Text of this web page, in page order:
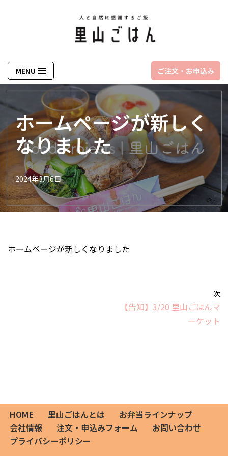
ツ
ス
キ
ッ
プ
MENU ご注文・お申込み
ホームページが新しく
なりました
2024年3月6日
ホームページが新しくなりました
次
【告知】3/20 里山ごはんマ
ーケット
HOME 里山ごはんとは
お弁当ラインナップ
会社情報
注文・申込みフォーム
お問い合わせ
プライバシーポリシー